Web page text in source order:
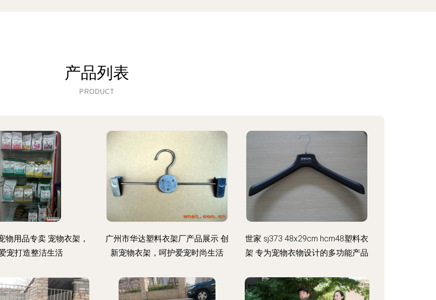
产品列表
PRODUCT
物用品专卖 宠物衣架，
宠打造整洁生活
广州市华达塑料衣架厂产品展示 创
新宠物衣架，呵护爱宠时尚生活
世家 sj373 48x29cm hcm48塑料衣
架 专为宠物衣物设计的多功能产品